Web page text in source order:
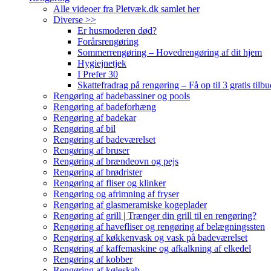
Alle videoer fra Pletvæk.dk samlet her
Diverse >>
Er husmoderen død?
Forårsrengøring
Sommerrengøring – Hovedrengøring af dit hjem
Hygiejnetjek
I Prefer 30
Skattefradrag på rengøring – Få op til 3 gratis
Rengøring af badebassiner og pools
Rengøring af badeforhæng
Rengøring af badekar
Rengøring af bil
Rengøring af badeværelset
Rengøring af bruser
Rengøring af brændeovn og pejs
Rengøring af brødrister
Rengøring af fliser og klinker
Rengøring og afrimning af fryser
Rengøring af glasmeramiske kogeplader
Rengøring af grill | Trænger din grill til en rengøring?
Rengøring af havefliser og rengøring af belægningssten
Rengøring af køkkenvask og vask på badeværelset
Rengøring af kaffemaskine og afkalkning af elkedel
Rengøring af kobber